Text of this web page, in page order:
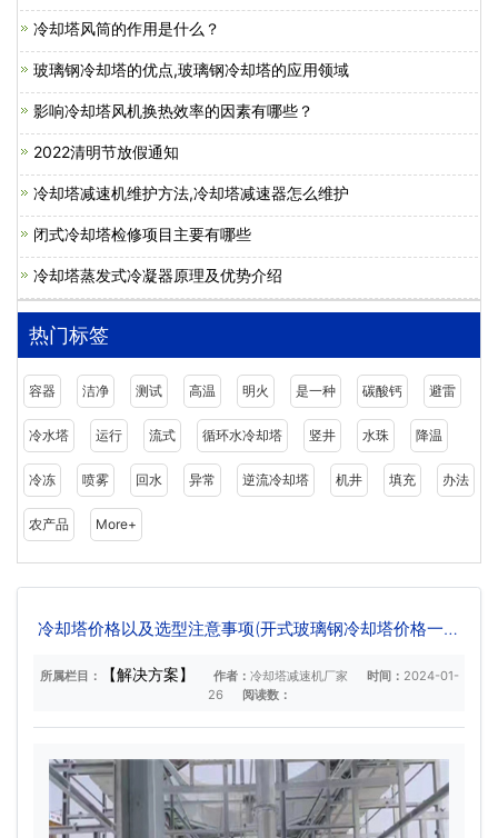
冷却塔风筒的作用是什么？
玻璃钢冷却塔的优点,玻璃钢冷却塔的应用领域
影响冷却塔风机换热效率的因素有哪些？
2022清明节放假通知
冷却塔减速机维护方法,冷却塔减速器怎么维护
闭式冷却塔检修项目主要有哪些
冷却塔蒸发式冷凝器原理及优势介绍
热门标签
容器 洁净 测试 高温 明火 是一种 碳酸钙 避雷
冷水塔 运行 流式 循环水冷却塔 竖井 水珠 降温
冷冻 喷雾 回水 异常 逆流冷却塔 机井 填充 办法
农产品 More+
冷却塔价格以及选型注意事项(开式玻璃钢冷却塔价格一般
所属栏目： 【解决方案】 作者： 冷却塔减速机厂家 时间： 2024-01-
26
阅读数：